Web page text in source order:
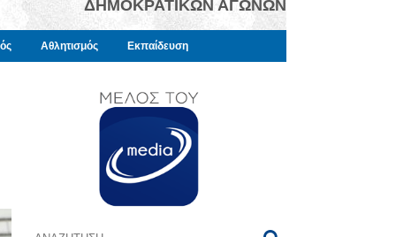
ΔΗΜΟΚΡΑΤΙΚΩΝ ΑΓΩΝΩΝ
Αθλητισμός Εκπαίδευση